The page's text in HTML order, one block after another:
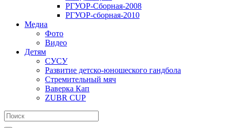
РГУОР-Сборная-2008
РГУОР-сборная-2010
Медиа
Фото
Видео
Детям
СУСУ
Развитие детско-юношеского гандбола
Стремительный мяч
Ваверка Кап
ZUBR CUP